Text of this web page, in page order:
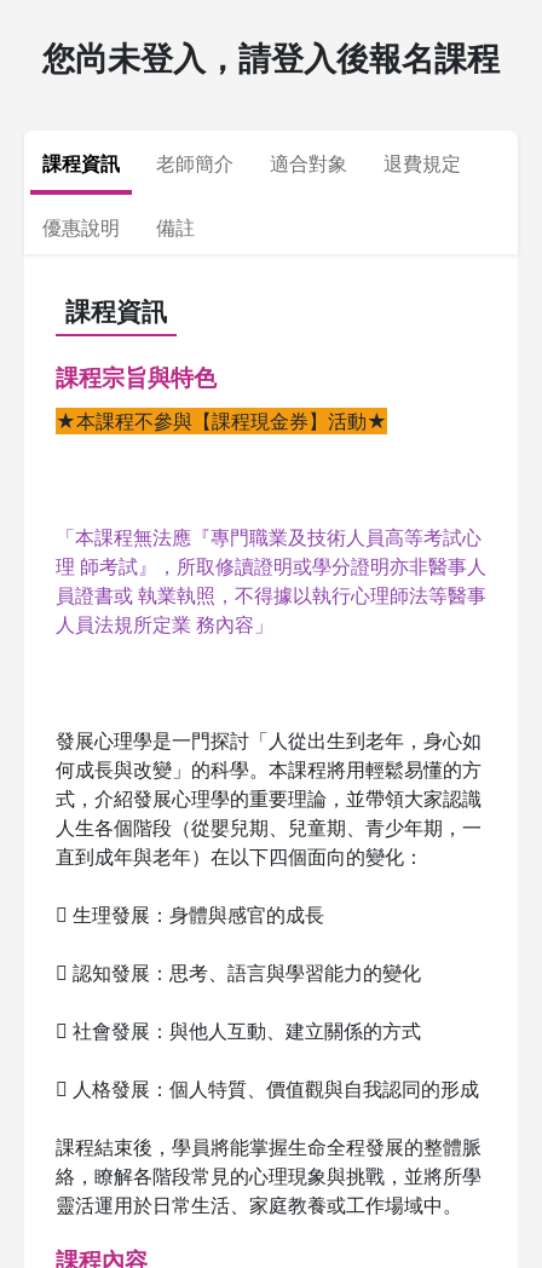
您尚未登入，請登入後報名課程
課程資訊 老師簡介 適合對象 退費規定
優惠說明 備註
課程資訊
課程宗旨與特色
★本課程不參與【課程現金券】活動★
「本課程無法應『專門職業及技術人員高等考試心
理 師考試』，所取修讀證明或學分證明亦非醫事人
員證書或 執業執照，不得據以執行心理師法等醫事
人員法規所定業 務內容」
發展心理學是一門探討「人從出生到老年，身心如
何成長與改變」的科學。本課程將用輕鬆易懂的方
式，介紹發展心理學的重要理論，並帶領大家認識
人生各個階段（從嬰兒期、兒童期、青少年期，一
直到成年與老年）在以下四個面向的變化：
 生理發展：身體與感官的成長
 認知發展：思考、語言與學習能力的變化
 社會發展：與他人互動、建立關係的方式
 人格發展：個人特質、價值觀與自我認同的形成
課程結束後，學員將能掌握生命全程發展的整體脈
絡，瞭解各階段常見的心理現象與挑戰，並將所學
靈活運用於日常生活、家庭教養或工作場域中。
課程內容